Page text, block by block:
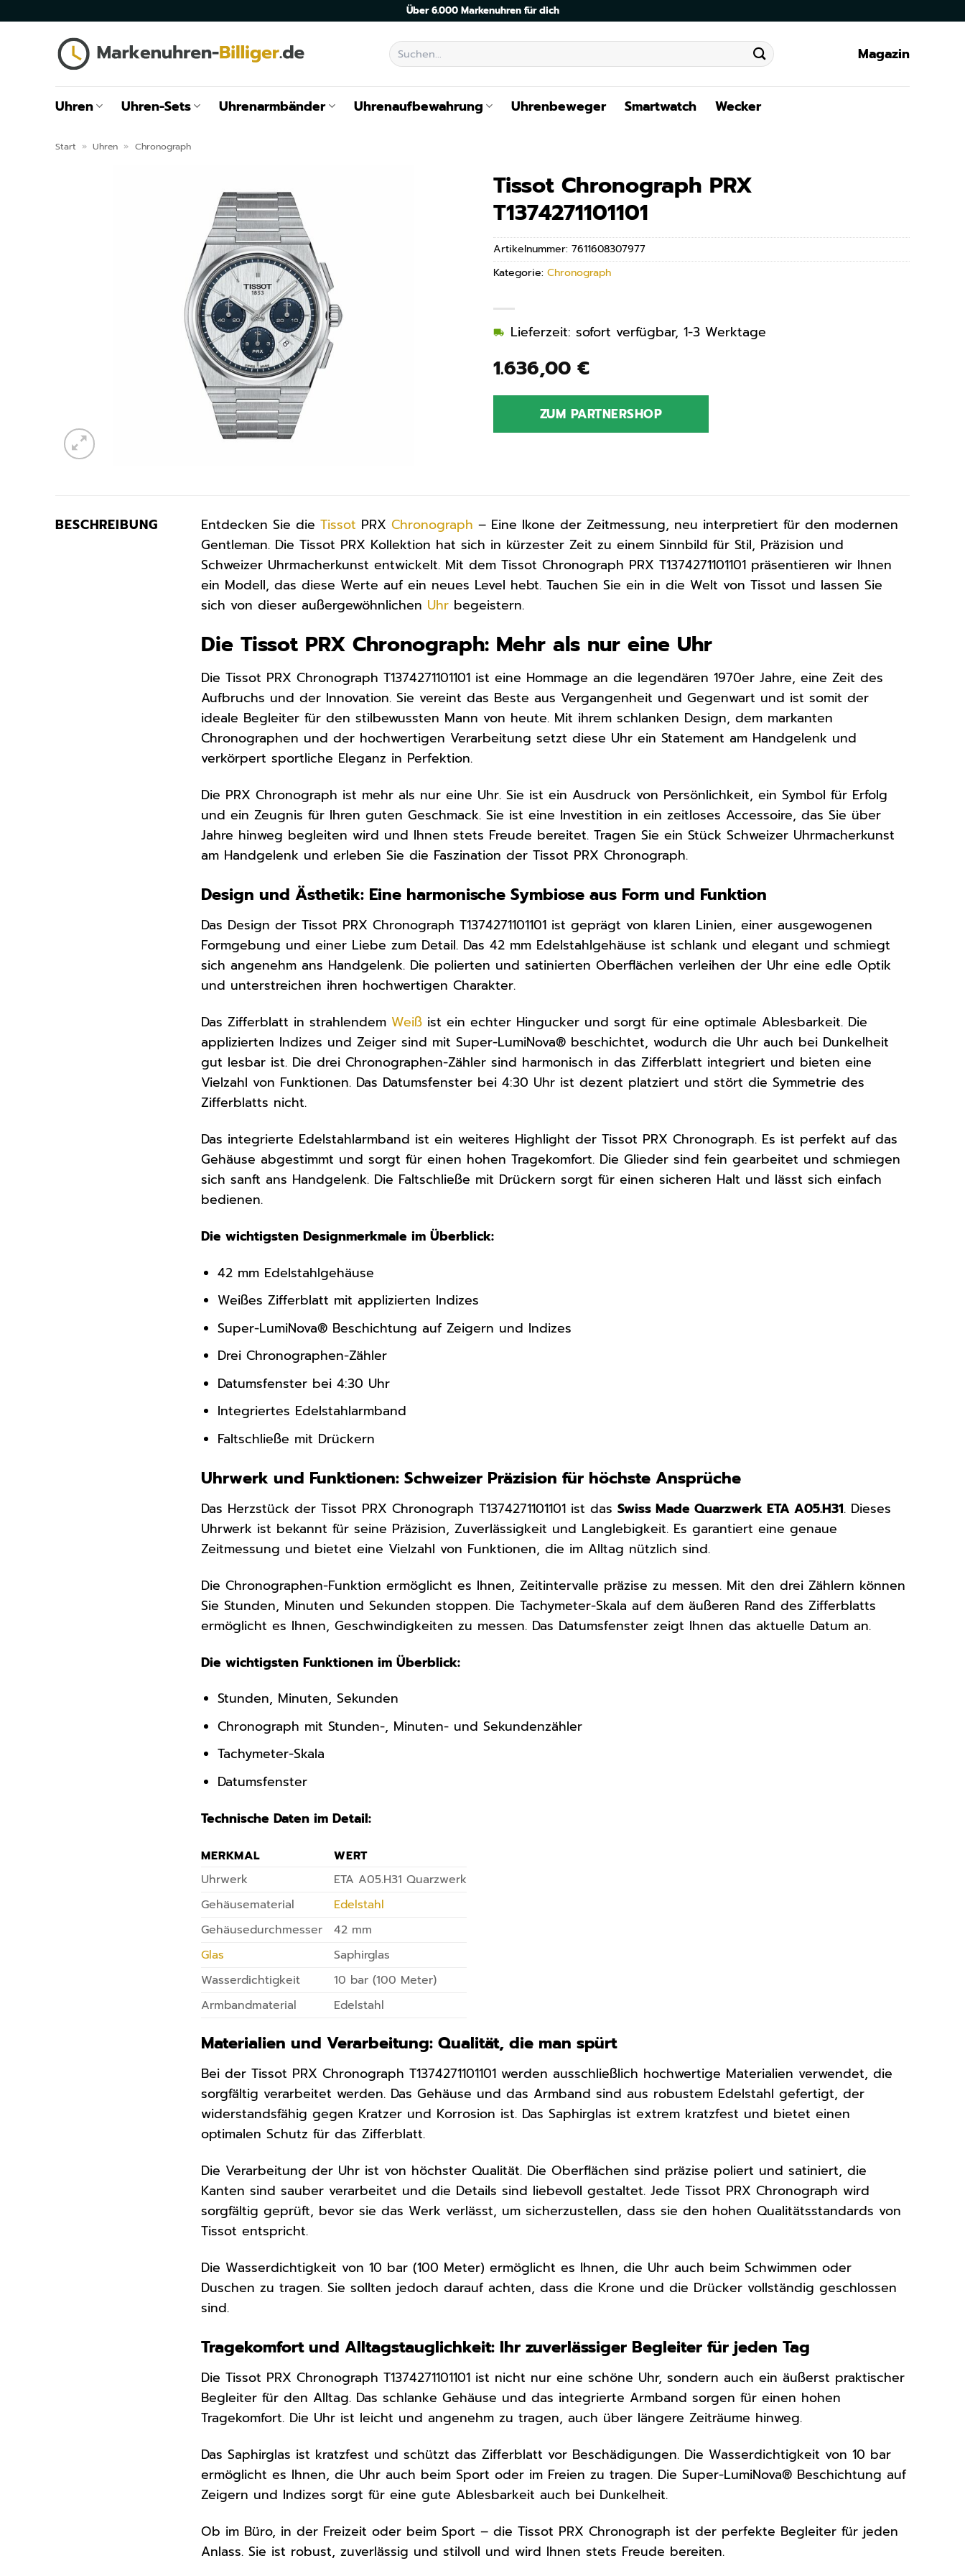
Über 6.000 Markenuhren für dich
Suchen
nach:
Magazin
Uhren Uhren-Sets Uhrenarmbänder Uhrenaufbewahrung Uhrenbeweger Smartwatch Wecker
Start » Uhren » Chronograph
Tissot Chronograph PRX
T1374271101101
1.636,00 €
Lieferzeit: sofort verfügbar, 1-3 Werktage
ZUM PARTNERSHOP
Artikelnummer: 7611608307977
Kategorie: Chronograph
BESCHREIBUNG Entdecken Sie dieTissot PRXChronograph – Eine Ikone der Zeitmessung, neu interpretiert für den modernen
Gentleman. Die Tissot PRX Kollektion hat sich in kürzester Zeit zu einem Sinnbild für Stil, Präzision und
Schweizer Uhrmacherkunst entwickelt. Mit dem Tissot Chronograph PRX T1374271101101 präsentieren wir Ihnen
ein Modell, das diese Werte auf ein neues Level hebt. Tauchen Sie ein in die Welt von Tissot und lassen Sie
sich von dieser außergewöhnlichen Uhr begeistern.
Die Tissot PRX Chronograph: Mehr als nur eine Uhr
Die Tissot PRX Chronograph T1374271101101 ist eine Hommage an die legendären 1970er Jahre, eine Zeit des
Aufbruchs und der Innovation. Sie vereint das Beste aus Vergangenheit und Gegenwart und ist somit der
ideale Begleiter für den stilbewussten Mann von heute. Mit ihrem schlanken Design, dem markanten
Chronographen und der hochwertigen Verarbeitung setzt diese Uhr ein Statement am Handgelenk und
verkörpert sportliche Eleganz in Perfektion.
Die PRX Chronograph ist mehr als nur eine Uhr. Sie ist ein Ausdruck von Persönlichkeit, ein Symbol für Erfolg
und ein Zeugnis für Ihren guten Geschmack. Sie ist eine Investition in ein zeitloses Accessoire, das Sie über
Jahre hinweg begleiten wird und Ihnen stets Freude bereitet. Tragen Sie ein Stück Schweizer Uhrmacherkunst
am Handgelenk und erleben Sie die Faszination der Tissot PRX Chronograph.
Design und Ästhetik: Eine harmonische Symbiose aus Form und Funktion
Das Design der Tissot PRX Chronograph T1374271101101 ist geprägt von klaren Linien, einer ausgewogenen
Formgebung und einer Liebe zum Detail. Das 42 mm Edelstahlgehäuse ist schlank und elegant und schmiegt
sich angenehm ans Handgelenk. Die polierten und satinierten Oberflächen verleihen der Uhr eine edle Optik
und unterstreichen ihren hochwertigen Charakter.
Das Zifferblatt in strahlendem Weiß ist ein echter Hingucker und sorgt für eine optimale Ablesbarkeit. Die
applizierten Indizes und Zeiger sind mit Super-LumiNova® beschichtet, wodurch die Uhr auch bei Dunkelheit
gut lesbar ist. Die drei Chronographen-Zähler sind harmonisch in das Zifferblatt integriert und bieten eine
Vielzahl von Funktionen. Das Datumsfenster bei 4:30 Uhr ist dezent platziert und stört die Symmetrie des
Zifferblatts nicht.
Das integrierte Edelstahlarmband ist ein weiteres Highlight der Tissot PRX Chronograph. Es ist perfekt auf das
Gehäuse abgestimmt und sorgt für einen hohen Tragekomfort. Die Glieder sind fein gearbeitet und schmiegen
sich sanft ans Handgelenk. Die Faltschließe mit Drückern sorgt für einen sicheren Halt und lässt sich einfach
bedienen.
Die wichtigsten Designmerkmale im Überblick:
42 mm Edelstahlgehäuse
Weißes Zifferblatt mit applizierten Indizes
Super-LumiNova® Beschichtung auf Zeigern und Indizes
Drei Chronographen-Zähler
Datumsfenster bei 4:30 Uhr
Integriertes Edelstahlarmband
Faltschließe mit Drückern
Uhrwerk und Funktionen: Schweizer Präzision für höchste Ansprüche
Das Herzstück der Tissot PRX Chronograph T1374271101101 ist dasSwiss Made Quarzwerk ETA A05.H31. Dieses
Uhrwerk ist bekannt für seine Präzision, Zuverlässigkeit und Langlebigkeit. Es garantiert eine genaue
Zeitmessung und bietet eine Vielzahl von Funktionen, die im Alltag nützlich sind.
Die Chronographen-Funktion ermöglicht es Ihnen, Zeitintervalle präzise zu messen. Mit den drei Zählern können
Sie Stunden, Minuten und Sekunden stoppen. Die Tachymeter-Skala auf dem äußeren Rand des Zifferblatts
ermöglicht es Ihnen, Geschwindigkeiten zu messen. Das Datumsfenster zeigt Ihnen das aktuelle Datum an.
Die wichtigsten Funktionen im Überblick:
Stunden, Minuten, Sekunden
Chronograph mit Stunden-, Minuten- und Sekundenzähler
Tachymeter-Skala
Datumsfenster
Technische Daten im Detail:
MERKMAL
WERT
Uhrwerk
ETA A05.H31 Quarzwerk
Gehäusematerial
Edelstahl
Gehäusedurchmesser
42 mm
Glas
Saphirglas
Wasserdichtigkeit
10 bar (100 Meter)
Armbandmaterial
Edelstahl
Materialien und Verarbeitung: Qualität, die man spürt
Bei der Tissot PRX Chronograph T1374271101101 werden ausschließlich hochwertige Materialien verwendet, die
sorgfältig verarbeitet werden. Das Gehäuse und das Armband sind aus robustem Edelstahl gefertigt, der
widerstandsfähig gegen Kratzer und Korrosion ist. Das Saphirglas ist extrem kratzfest und bietet einen
optimalen Schutz für das Zifferblatt.
Die Verarbeitung der Uhr ist von höchster Qualität. Die Oberflächen sind präzise poliert und satiniert, die
Kanten sind sauber verarbeitet und die Details sind liebevoll gestaltet. Jede Tissot PRX Chronograph wird
sorgfältig geprüft, bevor sie das Werk verlässt, um sicherzustellen, dass sie den hohen Qualitätsstandards von
Tissot entspricht.
Die Wasserdichtigkeit von 10 bar (100 Meter) ermöglicht es Ihnen, die Uhr auch beim Schwimmen oder
Duschen zu tragen. Sie sollten jedoch darauf achten, dass die Krone und die Drücker vollständig geschlossen
sind.
Tragekomfort und Alltagstauglichkeit: Ihr zuverlässiger Begleiter für jeden Tag
Die Tissot PRX Chronograph T1374271101101 ist nicht nur eine schöne Uhr, sondern auch ein äußerst praktischer
Begleiter für den Alltag. Das schlanke Gehäuse und das integrierte Armband sorgen für einen hohen
Tragekomfort. Die Uhr ist leicht und angenehm zu tragen, auch über längere Zeiträume hinweg.
Das Saphirglas ist kratzfest und schützt das Zifferblatt vor Beschädigungen. Die Wasserdichtigkeit von 10 bar
ermöglicht es Ihnen, die Uhr auch beim Sport oder im Freien zu tragen. Die Super-LumiNova® Beschichtung auf
Zeigern und Indizes sorgt für eine gute Ablesbarkeit auch bei Dunkelheit.
Ob im Büro, in der Freizeit oder beim Sport – die Tissot PRX Chronograph ist der perfekte Begleiter für jeden
Anlass. Sie ist robust, zuverlässig und stilvoll und wird Ihnen stets Freude bereiten.